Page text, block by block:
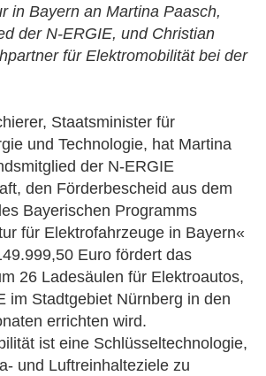
in Bayern an Martina Paasch,
der N-ERGIE, und Christian
für Elektromobilität bei der
Staatsminister für
und Technologie, hat Martina
der N-ERGIE
den Förderbescheid aus dem
Bayerischen Programms
für Elektrofahrzeuge in Bayern«
Euro fördert das
26 Ladesäulen für Elektroautos,
im Stadtgebiet Nürnberg in den
errichten wird.
ist eine Schlüsseltechnologie,
und Luftreinhalteziele zu